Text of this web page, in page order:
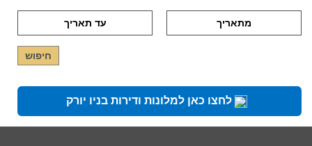
לחצו כאן למלונות ודירות בניו יורק